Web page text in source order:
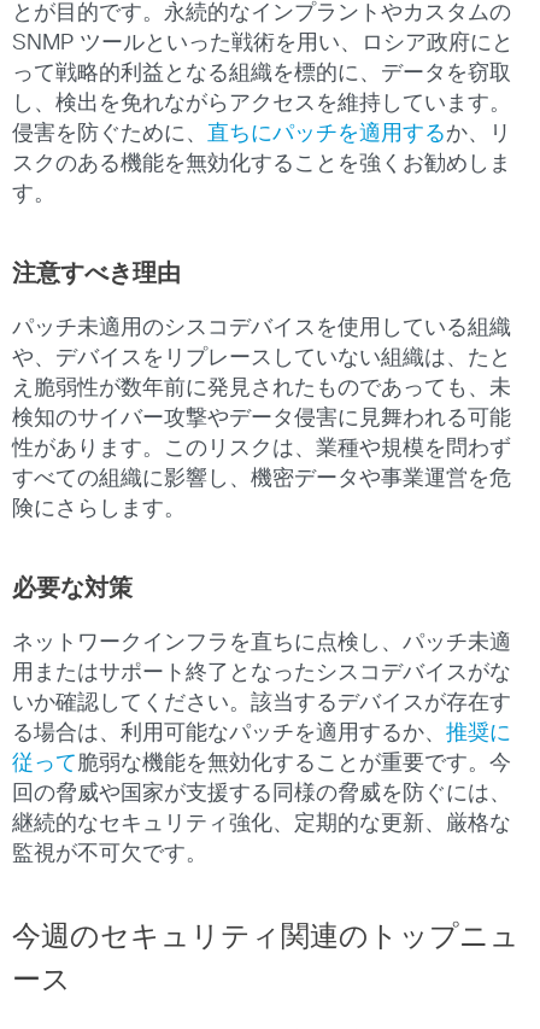
とが目的です。永続的なインプラントやカスタムの
SNMP ツールといった戦術を用い、ロシア政府にと
って戦略的利益となる組織を標的に、データを窃取
し、検出を免れながらアクセスを維持しています。
侵害を防ぐために、
直ちにパッチを適用するか、リ
スクのある機能を無効化することを強くお勧めしま
す。
注意すべき理由
パッチ未適用のシスコデバイスを使用している組織
や、デバイスをリプレースしていない組織は、たと
え脆弱性が数年前に発見されたものであっても、未
検知のサイバー攻撃やデータ侵害に見舞われる可能
性があります。このリスクは、業種や規模を問わず
すべての組織に影響し、機密データや事業運営を危
険にさらします。
必要な対策
ネットワークインフラを直ちに点検し、パッチ未適
用またはサポート終了となったシスコデバイスがな
いか確認してください。該当するデバイスが存在す
る場合は、利用可能なパッチを適用するか、 推奨に
従って脆弱な機能を無効化することが重要です。今
回の脅威や国家が支援する同様の脅威を防ぐには、
継続的なセキュリティ強化、定期的な更新、厳格な
監視が不可欠です。
今週のセキュリティ関連のトップニュ
ース